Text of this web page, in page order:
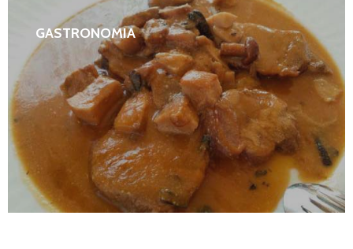
GASTRONOMIA